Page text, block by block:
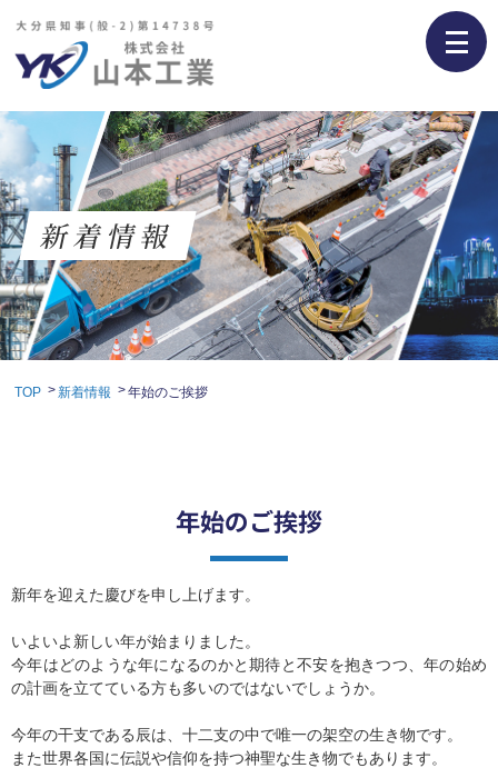
新着情報
TOP 新着情報 年始のご挨拶
年始のご挨拶
新年を迎えた慶びを申し上げます。
いよいよ新しい年が始まりました。
今年はどのような年になるのかと期待と不安を抱きつつ、年の始め
の計画を立てている方も多いのではないでしょうか。
今年の干支である辰は、十二支の中で唯一の架空の生き物です。
また世界各国に伝説や信仰を持つ神聖な生き物でもあります。